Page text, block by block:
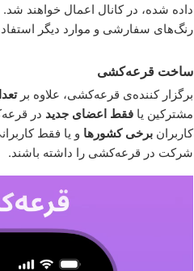
داده شده، در کانال اعمال خواهند
رنگ‌های سفارشی و موارد دیگر
ساخت قرعه‌کشی
برگزار کننده‌ی قرعه‌کشی، علاوه بر
مشترکین یا فقط اعضای جدید در
کاربران برخی کشورها و یا فقط
شرکت در قرعه‌کشی را داشته باشند.